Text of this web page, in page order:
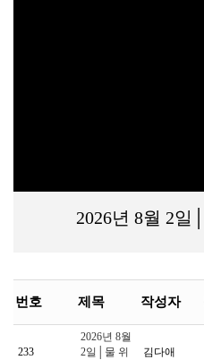
2026년 8월 2일
번호 제목 작성자
233
2026년 8월
2일│물 위
김다애